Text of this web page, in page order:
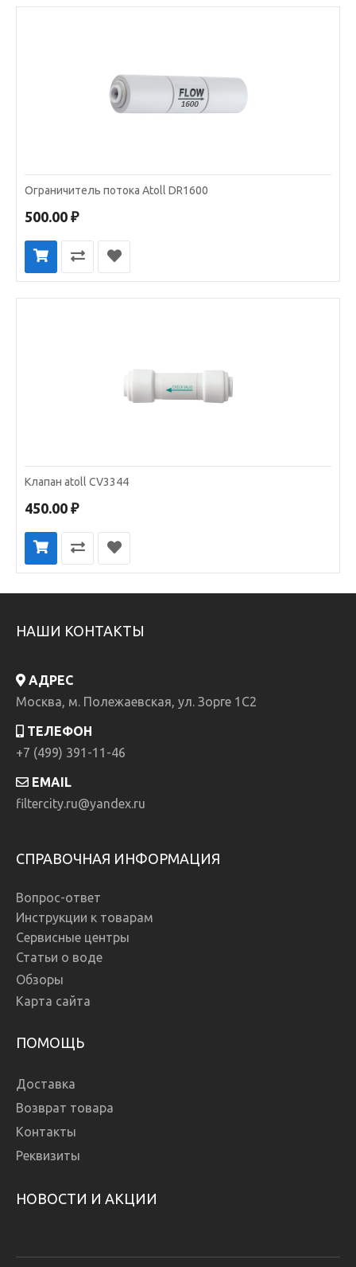
Ограничитель потока Atoll DR1600
500.00 ₽
Клапан atoll CV3344
450.00 ₽
НАШИ КОНТАКТЫ
АДРЕС
Москва, м. Полежаевская, ул. Зорге 1C2
ТЕЛЕФОН
+7 (499) 391-11-46
EMAIL
filtercity.ru@yandex.ru
СПРАВОЧНАЯ ИНФОРМАЦИЯ
Вопрос-ответ
Инструкции к товарам
Сервисные центры
Статьи о воде
Обзоры
Карта сайта
ПОМОЩЬ
Доставка
Возврат товара
Контакты
Реквизиты
НОВОСТИ И АКЦИИ